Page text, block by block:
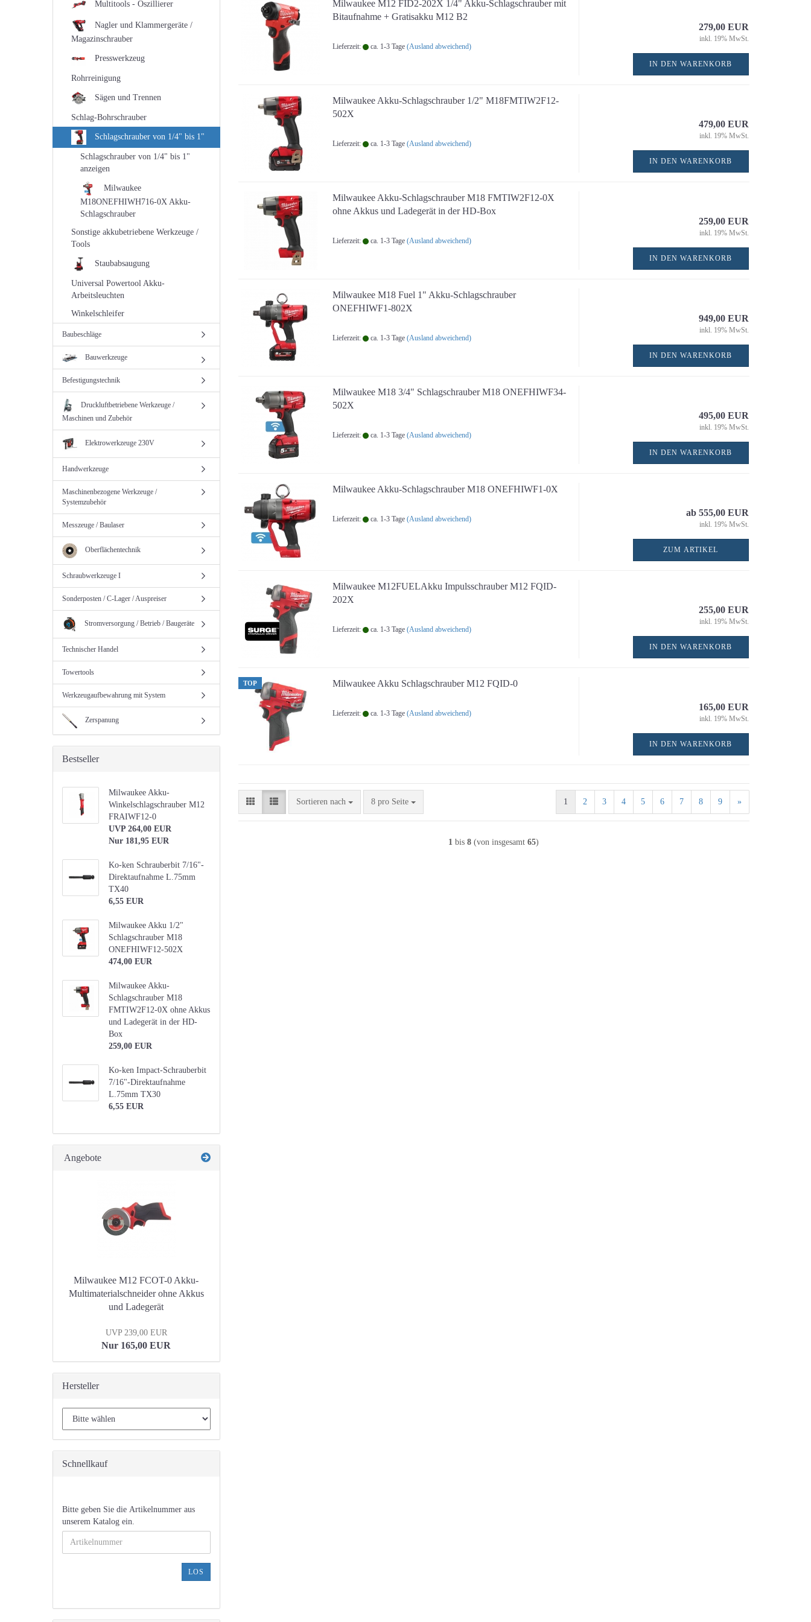
Winkelschleifer
Linienlaser
Bandmaße /
Laser-
Rotationslaser
Zubehör für Laser und
Nivelliergeräte / Stative
Milwaukee M12 FID2-202X 1/4" Akku-Schlagschrauber mit
Bitaufnahme + Gratisakku M12 B2
Lieferzeit: ca. 1-3 Tage (Ausland abweichend)
279,00 EUR
inkl. 19% MwSt.
IN DEN WARENKORB
Milwaukee Akku-Schlagschrauber 1/2" M18FMTIW2F12-
502X
Lieferzeit: ca. 1-3 Tage (Ausland abweichend)
479,00 EUR
inkl. 19% MwSt.
IN DEN WARENKORB
Milwaukee Akku-Schlagschrauber M18 FMTIW2F12-0X
ohne Akkus und Ladegerät in der HD-Box
Lieferzeit: ca. 1-3 Tage (Ausland abweichend)
259,00 EUR
inkl. 19% MwSt.
IN DEN WARENKORB
Milwaukee M18 Fuel 1" Akku-Schlagschrauber
ONEFHIWF1-802X
Lieferzeit: ca. 1-3 Tage (Ausland abweichend)
949,00 EUR
inkl. 19% MwSt.
IN DEN WARENKORB
Milwaukee M18 3/4" Schlagschrauber M18 ONEFHIWF34-
502X
Lieferzeit: ca. 1-3 Tage (Ausland abweichend)
495,00 EUR
inkl. 19% MwSt.
IN DEN WARENKORB
Milwaukee Akku-Schlagschrauber M18 ONEFHIWF1-0X
Lieferzeit: ca. 1-3 Tage (Ausland abweichend)
ab 555,00 EUR
inkl. 19% MwSt.
ZUM ARTIKEL
Milwaukee M12FUELAkku Impulsschrauber M12 FQID-
202X
Lieferzeit: ca. 1-3 Tage (Ausland abweichend)
255,00 EUR
inkl. 19% MwSt.
IN DEN WARENKORB
TOP Milwaukee Akku Schlagschrauber M12 FQID-0
Lieferzeit: ca. 1-3 Tage (Ausland abweichend)
165,00 EUR
inkl. 19% MwSt.
IN DEN WARENKORB
Sortieren nach
Sortieren nach 8 pro Seite
pro Seite 1 2 3 4 5 6 7 8 9 »
1 bis8 (von insgesamt65)
Multitools - Oszillierer
Nagler und Klammergeräte /
Magazinschrauber
Presswerkzeug
Rohrreinigung
Sägen und Trennen
Schlag-Bohrschrauber
Schlagschrauber von 1/4" bis 1"
Schlagschrauber von 1/4" bis 1"
anzeigen
Milwaukee
M18ONEFHIWH716-0X Akku-
Schlagschrauber
Sonstige akkubetriebene Werkzeuge /
Tools
Staubabsaugung
Universal Powertool Akku-
Arbeitsleuchten
Winkelschleifer
Baubeschläge
Bauwerkzeuge
Befestigungstechnik
Druckluftbetriebene Werkzeuge /
Maschinen und Zubehör
Elektrowerkzeuge 230V
Handwerkzeuge
Maschinenbezogene Werkzeuge /
Systemzubehör
Messzeuge / Baulaser
Oberflächentechnik
Schraubwerkzeuge I
Sonderposten / C-Lager / Auspreiser
Stromversorgung / Betrieb / Baugeräte
Technischer Handel
Towertools
Werkzeugaufbewahrung mit System
Zerspanung
Bestseller
Milwaukee Akku-
Winkelschlagschrauber M12
FRAIWF12-0
UVP 264,00 EUR
Nur 181,95 EUR
Ko-ken Schrauberbit 7/16"-
Direktaufnahme L.75mm
TX40
6,55 EUR
Milwaukee Akku 1/2"
Schlagschrauber M18
ONEFHIWF12-502X
474,00 EUR
Milwaukee Akku-
Schlagschrauber M18
FMTIW2F12-0X ohne Akkus
und Ladegerät in der HD-
Box
259,00 EUR
Ko-ken Impact-Schrauberbit
7/16"-Direktaufnahme
L.75mm TX30
6,55 EUR
Angebote
Milwaukee M12 FCOT-0 Akku-
Multimaterialschneider ohne Akkus
und Ladegerät
UVP 239,00 EUR
Nur 165,00 EUR
Hersteller
Schnellkauf
BITTE
GEBEN
SIE
DIE
ARTIKELNUMMER
Bitte geben Sie die Artikelnummer aus
unserem Katalog ein.
LOS